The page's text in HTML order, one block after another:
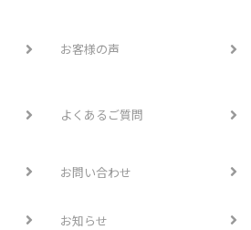
お客様の声
よくあるご質問
お問い合わせ
お知らせ